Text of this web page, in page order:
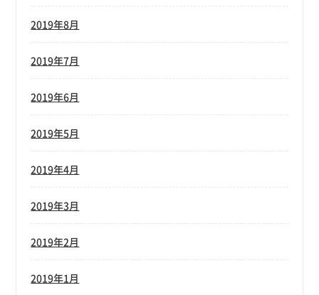
2019年8月
2019年7月
2019年6月
2019年5月
2019年4月
2019年3月
2019年2月
2019年1月